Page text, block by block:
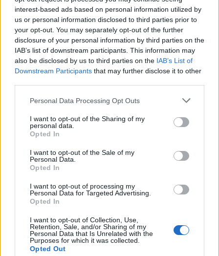
interest-based ads based on personal information utilized by
us or personal information disclosed to third parties prior to
your opt-out. You may separately opt-out of the further
disclosure of your personal information by third parties on the
IAB’s list of downstream participants. This information may
also be disclosed by us to third parties on the IAB’s List of
Downstream Participants that may further disclose it to other
Personal Data Processing Opt Outs
I want to opt-out of the Sharing of my
personal data.
Opted In
I want to opt-out of the Sale of my
Personal Data.
Opted In
I want to opt-out of processing my
Personal Data for Targeted Advertising.
Opted In
I want to opt-out of Collection, Use,
Retention, Sale, and/or Sharing of my
Personal Data that Is Unrelated with the
Purposes for which it was collected.
Opted Out
performance marketing, formazione e produzione
creativa dialogano grazie anche all’intelligenza
artificiale per trasformare strategie in risultati ad alto
valore.
COMMUNITY, INFLUENCER & CREATORS MARKETING
DIGITAL MARKETING MADTECH AI
Altri articoli che potrebbero piacerti